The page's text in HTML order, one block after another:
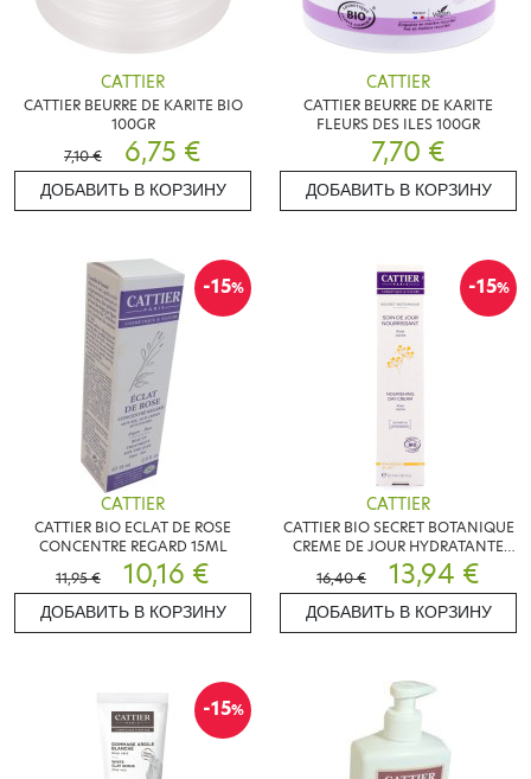
CATTIER
CATTIER BEURRE DE KARITE BIO
100GR
7,10 €
6,75 €
ДОБАВИТЬ В КОРЗИНУ
CATTIER
CATTIER BEURRE DE KARITE
FLEURS DES ILES 100GR
7,70 €
ДОБАВИТЬ В КОРЗИНУ
-15%
CATTIER
CATTIER BIO ECLAT DE ROSE
CONCENTRE REGARD 15ML
11,95 €
10,16 €
ДОБАВИТЬ В КОРЗИНУ
-15%
CATTIER
CATTIER BIO SECRET BOTANIQUE
CREME DE JOUR HYDRATANTE
50ML
16,40 € 13,94 €
ДОБАВИТЬ В КОРЗИНУ
-15%